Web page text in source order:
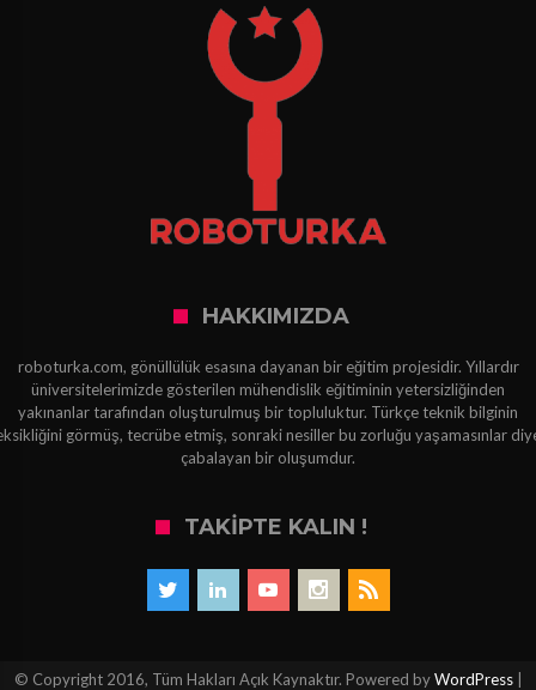
HAKKIMIZDA
roboturka.com, gönüllülük esasına dayanan bir eğitim projesidir. Yıllardır
üniversitelerimizde gösterilen mühendislik eğitiminin yetersizliğinden
yakınanlar tarafından oluşturulmuş bir topluluktur. Türkçe teknik bilginin
görmüş, tecrübe etmiş, sonraki nesiller bu zorluğu yaşamasınlar
çabalayan bir oluşumdur.
TAKIPTE KALIN !
© Copyright 2016, Tüm Hakları Açık Kaynaktır. Powered byWordPress|